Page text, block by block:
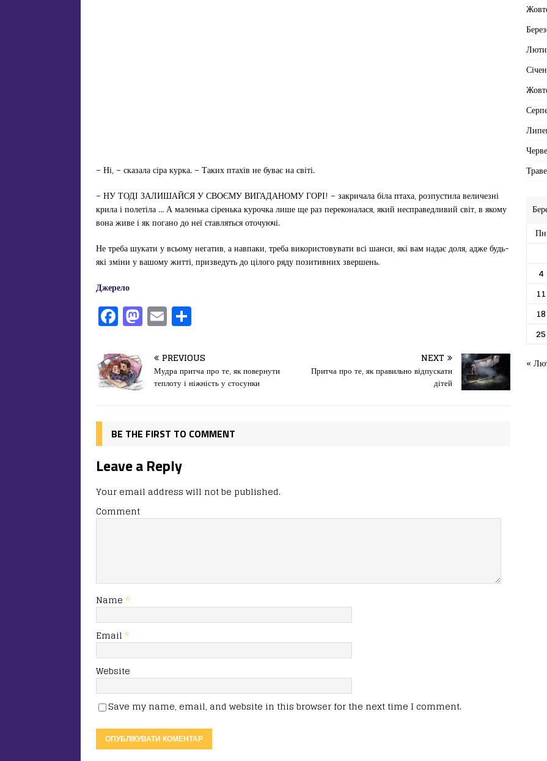
– Ні, – сказала сіра курка. – Таких птахів не буває на світі.
– НУ ТОДІ ЗАЛИШАЙСЯ У СВОЄМУ ВИГАДАНОМУ ГОРІ! – закричала біла птаха, розпустила величезні
крила і полетіла … А маленька сіренька курочка лише ще раз переконалася, який несправедливий світ, в якому
вона живе і як погано до неї ставляться оточуючі.
Не треба шукати у всьому негатив, а навпаки, треба використовувати всі шанси, які вам надає доля, адже будь-
які зміни у вашому житті, призведуть до цілого ряду позитивних звершень.
Джерело
F
a
c
e
b
o
M
a
st
o
d
n
E
m
ai
l
іл
и
т
я
PREVIOUS
Мудра притча про те, як повернути
теплоту і ніжність у стосунки
NEXT
Притча про те, як правильно відпускати
дітей
BE THE FIRST TO COMMENT
Leave a Reply
Your email address will not be published.
Comment
Name *
Email *
Website
Save my name, email, and website in this browser for the next time I comment.
Пн
4
11
18
25
«